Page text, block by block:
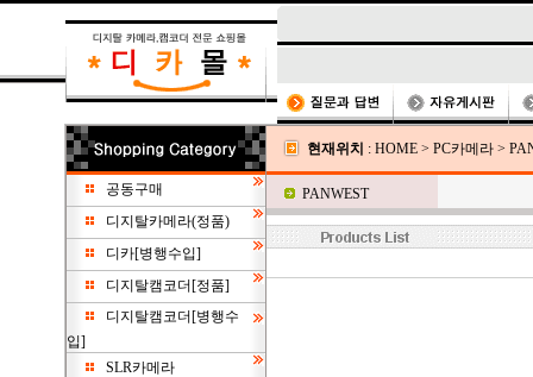
공동구매
디지탈카메라(정품)
디카[병행수입]
디지탈캠코더[정품]
디지탈캠코더[병행수
입]
SLR카메라
현재위치 : HOME > PC카메라 >
PANWEST